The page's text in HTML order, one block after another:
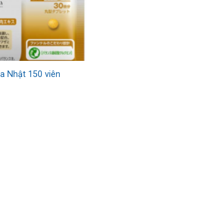
Nhật 150 viên